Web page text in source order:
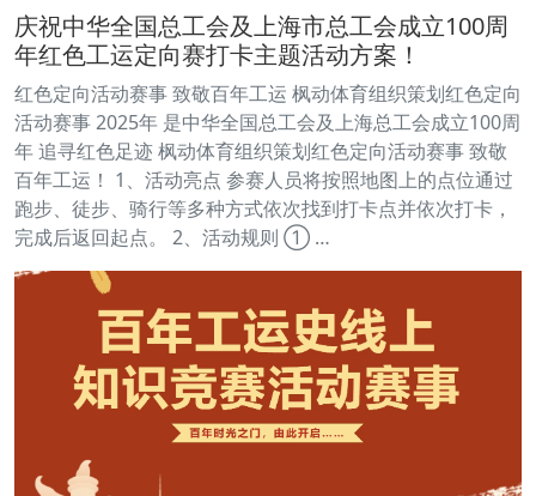
庆祝中华全国总工会及上海市总工会成立100周
年红色工运定向赛打卡主题活动方案！
红色定向活动赛事 致敬百年工运 枫动体育组织策划红色定向
活动赛事 2025年 是中华全国总工会及上海总工会成立100周
年 追寻红色足迹 枫动体育组织策划红色定向活动赛事 致敬
百年工运！ 1、活动亮点 参赛人员将按照地图上的点位通过
跑步、徒步、骑行等多种方式依次找到打卡点并依次打卡，
完成后返回起点。 2、活动规则 ① …